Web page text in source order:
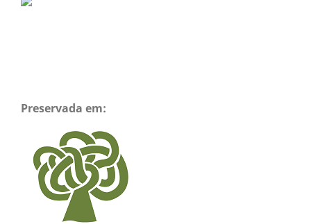
Preservada em: